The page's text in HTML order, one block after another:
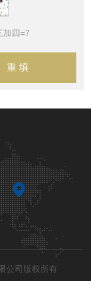
加四=7
公司版权所有